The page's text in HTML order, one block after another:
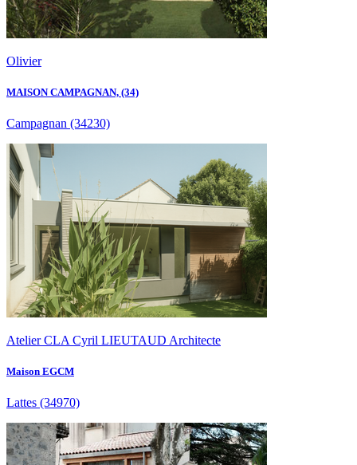
Olivier
MAISON CAMPAGNAN, (34)
Campagnan (34230)
Atelier CLA Cyril LIEUTAUD Architecte
Maison EGCM
Lattes (34970)